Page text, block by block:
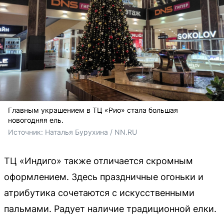
Главным украшением в ТЦ «Рио» стала большая
новогодняя ель.
Источник: Наталья Бурухина / NN.RU
ТЦ «Индиго» также отличается скромным
оформлением. Здесь праздничные огоньки и
атрибутика сочетаются с искусственными
пальмами. Радует наличие традиционной елки.